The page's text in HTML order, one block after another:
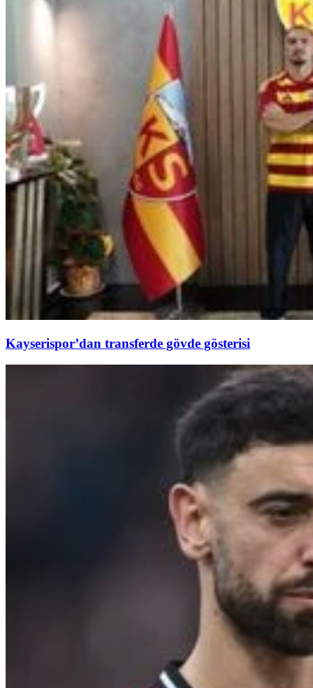
Kayserispor’dan transferde gövde gösterisi